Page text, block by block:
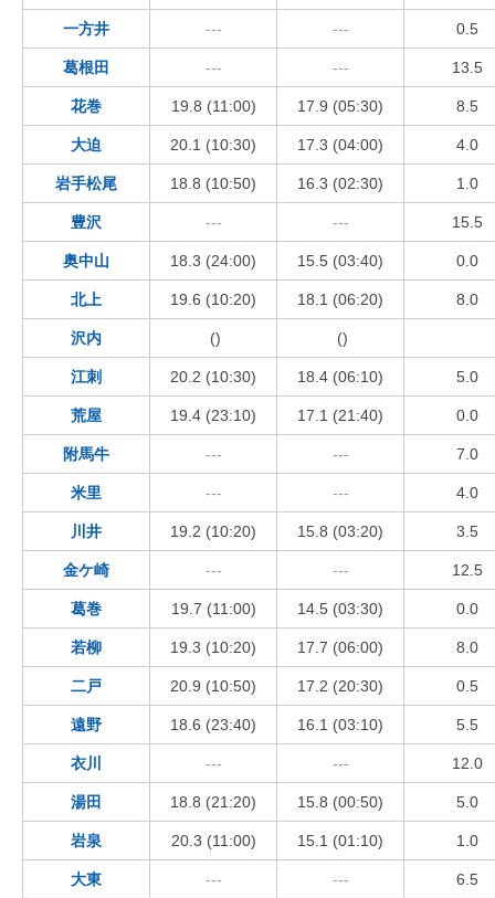
一方井 --- --- 0.5
葛根田 --- --- 13.5
花巻 19.8 (11:00) 17.9 (05:30) 8.5
大迫 20.1 (10:30) 17.3 (04:00) 4.0
岩手松尾 18.8 (10:50) 16.3 (02:30) 1.0
豊沢 --- --- 15.5
奥中山 18.3 (24:00) 15.5 (03:40) 0.0
北上 19.6 (10:20) 18.1 (06:20) 8.0
沢内 () ()
江刺 20.2 (10:30) 18.4 (06:10) 5.0
荒屋 19.4 (23:10) 17.1 (21:40) 0.0
附馬牛 --- --- 7.0
米里 --- --- 4.0
川井 19.2 (10:20) 15.8 (03:20) 3.5
金ケ崎 --- --- 12.5
葛巻 19.7 (11:00) 14.5 (03:30) 0.0
若柳 19.3 (10:20) 17.7 (06:00) 8.0
二戸 20.9 (10:50) 17.2 (20:30) 0.5
遠野 18.6 (23:40) 16.1 (03:10) 5.5
衣川 --- --- 12.0
湯田 18.8 (21:20) 15.8 (00:50) 5.0
岩泉 20.3 (11:00) 15.1 (01:10) 1.0
大東 --- --- 6.5